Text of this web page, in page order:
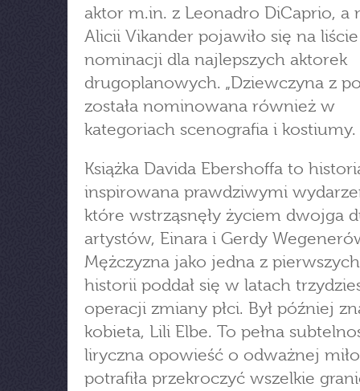
aktor m.in. z Leonadro DiCaprio, a
Alicii Vikander pojawiło się na liście
nominacji dla najlepszych aktorek
drugoplanowych. „Dziewczyna z
została nominowana również w
kategoriach scenografia i kostiumy.
Książka Davida Ebershoffa to
inspirowana prawdziwymi
które wstrząsnęły życiem dwojga
artystów, Einara i Gerdy
Mężczyzna jako jedna z
historii poddał się w latach
operacji zmiany płci. Był później
kobieta, Lili Elbe. To pełna
liryczna opowieść o odważnej
potrafiła przekroczyć wszelkie